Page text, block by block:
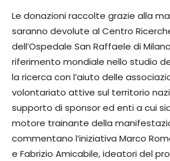
Le donazioni raccolte grazie alla
saranno devolute al Centro
dell’Ospedale San Raffaele di
riferimento mondiale nello studio
la ricerca con l’aiuto delle
volontariato attive sul territorio
supporto di sponsor ed enti a cui
motore trainante della
commentano l’iniziativa Marco
e Fabrizio Amicabile, ideatori del